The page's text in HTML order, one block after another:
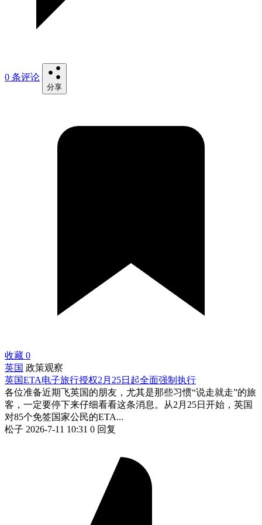
0 条评论
分享
收藏 0
英国 政策观察
英国ETA电子旅行授权2月25日起全面强制执行
各位准备近期飞英国的朋友，尤其是那些习惯“说走就走”的旅
客，一定要停下来仔细看看这条消息。从2月25日开始，英国
对85个免签国家公民的ETA...
松子 2026-7-11 10:31 0 回复